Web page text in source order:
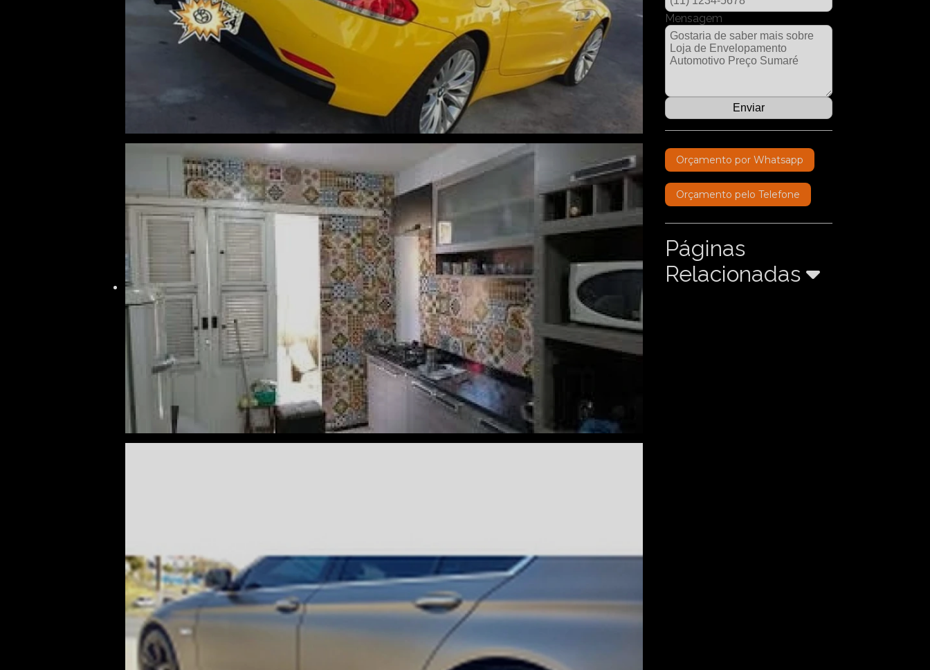
Mensagem
Orçamento por Whatsapp
Orçamento pelo Telefone
Páginas
Relacionadas